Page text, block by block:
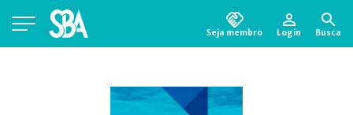
Seja membro Login Busca